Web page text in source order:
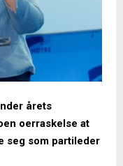
årets
oerraskelse at
seg som partileder